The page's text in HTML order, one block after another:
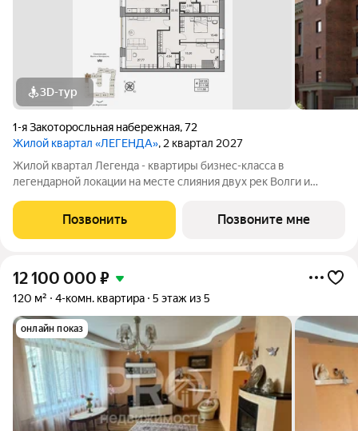
3D-тур
1-я Закоторосльная набережная,72
Жилой квартал «ЛЕГЕНДА», 2 квартал 2027
Жилой квартал Легенда - квартиры бизнес-класса в
легендарной локации на месте слияния двух рек Волги и
граничит с природным парком на
Позвонить Позвоните мне
12 100 000 ₽
120 м² 4-комн. квартира 5 этаж из 5
онлайн показ